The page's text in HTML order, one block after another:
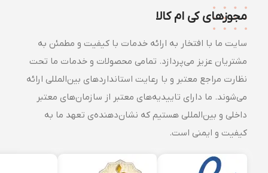
مجوزهای کی ام کالا
سایت ما با افتخار به ارائه خدمات با کیفیت و مطمئن به
مشتریان عزیز می‌پردازد. تمامی محصولات و خدمات ما تحت
نظارت مراجع معتبر و با رعایت استانداردهای بین‌المللی ارائه
می‌شوند. ما دارای تاییدیه‌های معتبر از سازمان‌های معتبر
داخلی و بین‌المللی هستیم که نشان‌دهنده‌ی تعهد ما به
کیفیت و ایمنی است.